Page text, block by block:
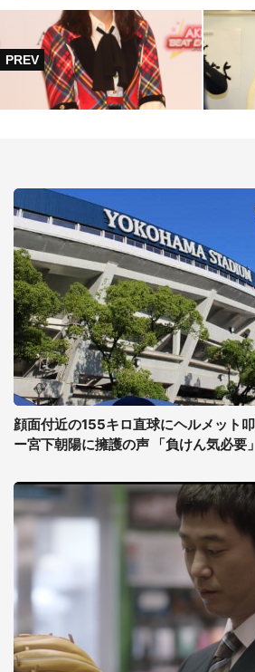
顔面付近の155キロ直球にヘルメット
ー宮下朝陽に擁護の声 「負けん気必要